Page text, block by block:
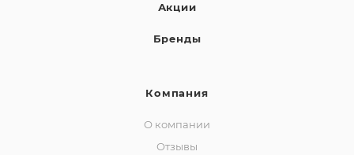
Акции
Бренды
Компания
О компании
Отзывы